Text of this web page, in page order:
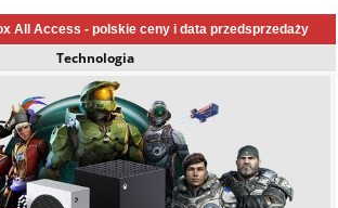
All Access - polskie ceny i data przedsprzedaży
Technologia